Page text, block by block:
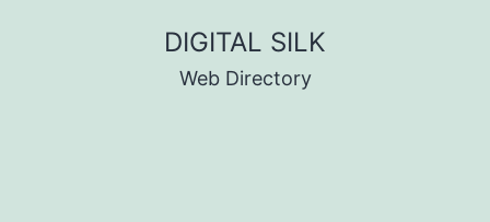
DIGITAL SILK
Web Directory